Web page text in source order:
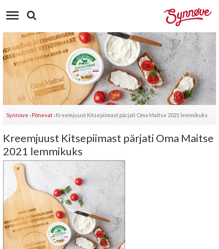
Synnove › Põnevat › Kreemjuust Kitsepiimast pärjati Oma Maitse 2021 lemmikuks
Kreemjuust Kitsepiimast pärjati Oma Maitse
2021 lemmikuks